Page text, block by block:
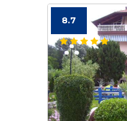
8.7